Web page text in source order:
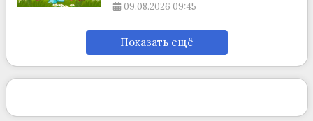
09.08.2026 09:45
Показать ещё